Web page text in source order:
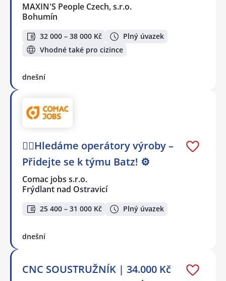
MAXIN'S People Czech, s.r.o.
Bohumín
32 000 – 38 000 Kč
Plný úvazek
Vhodné také pro cizince
dnešní
🕵️‍♂️Hledáme operátory výroby –
Přidejte se k týmu Batz! ⚙️
Comac jobs s.r.o.
Frýdlant nad Ostravicí
25 400 – 31 000 Kč Plný úvazek
dnešní
CNC SOUSTRUŽNÍK | 34.000 Kč